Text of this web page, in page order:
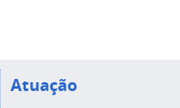
Atuação